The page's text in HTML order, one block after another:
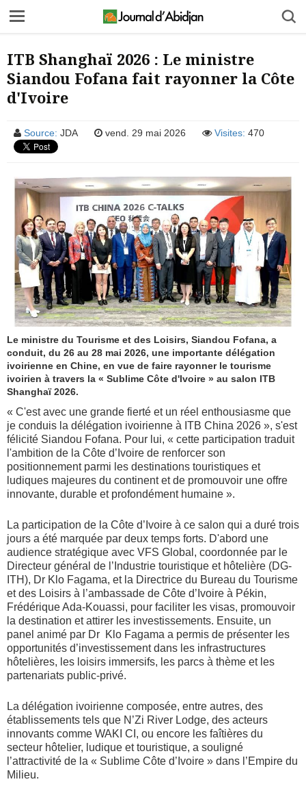
ITB Shanghaï 2026 : Le ministre
Siandou Fofana fait rayonner la Côte
d'Ivoire
Source: JDA vend. 29 mai 2026 Visites: 470
Le ministre du Tourisme et des Loisirs, Siandou Fofana, a
conduit, du 26 au 28 mai 2026, une importante délégation
ivoirienne en Chine, en vue de faire rayonner le tourisme
ivoirien à travers la « Sublime Côte d'Ivoire » au salon ITB
Shanghaï 2026.
« C'est avec une grande fierté et un réel enthousiasme que
je conduis la délégation ivoirienne à ITB China 2026 », s'est
félicité Siandou Fofana. Pour lui, « cette participation traduit
l'ambition de la Côte d’Ivoire de renforcer son
positionnement parmi les destinations touristiques et
ludiques majeures du continent et de promouvoir une offre
innovante, durable et profondément humaine ».
La participation de la Côte d’Ivoire à ce salon qui a duré trois
jours a été marquée par deux temps forts. D'abord une
audience stratégique avec VFS Global, coordonnée par le
Directeur général de l’Industrie touristique et hôtelière (DG-
ITH), Dr Klo Fagama, et la Directrice du Bureau du Tourisme
et des Loisirs à l’ambassade de Côte d’Ivoire à Pékin,
Frédérique Ada-Kouassi, pour faciliter les visas, promouvoir
la destination et attirer les investissements. Ensuite, un
panel animé par Dr Klo Fagama a permis de présenter les
opportunités d’investissement dans les infrastructures
hôtelières, les loisirs immersifs, les parcs à thème et les
partenariats public-privé.
La délégation ivoirienne composée, entre autres, des
établissements tels que N’Zi River Lodge, des acteurs
innovants comme WAKI CI, ou encore les faîtières du
secteur hôtelier, ludique et touristique, a souligné
l’attractivité de la « Sublime Côte d’Ivoire » dans l’Empire du
Milieu.